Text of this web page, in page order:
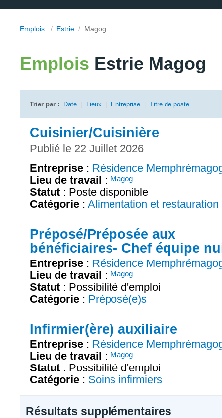
Emplois / Estrie / Magog
Emplois Estrie Magog
Trier par : Date Lieux Entreprise Titre de poste
Cuisinier/Cuisinière
Publié le 22 Juillet 2026
Entreprise : Résidence
Lieu de travail : Magog
Statut : Poste disponible
Catégorie : Alimentation et restauration
Préposé/Préposée aux
bénéficiaires- Chef équipe
Entreprise : Résidence
Lieu de travail : Magog
Statut : Possibilité d'emploi
Catégorie : Préposé(e)s
Infirmier(ère) auxiliaire
Entreprise : Résidence
Lieu de travail : Magog
Statut : Possibilité d'emploi
Catégorie : Soins infirmiers
Résultats supplémentaires